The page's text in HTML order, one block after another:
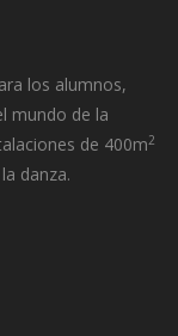
los alumnos,
mundo de la
de 400m2
danza.